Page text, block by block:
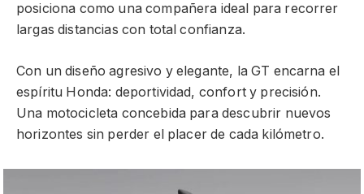
posiciona como una compañera ideal para recorrer
largas distancias con total confianza.
Con un diseño agresivo y elegante, la GT encarna el
espíritu Honda: deportividad, confort y precisión.
Una motocicleta concebida para descubrir nuevos
horizontes sin perder el placer de cada kilómetro.